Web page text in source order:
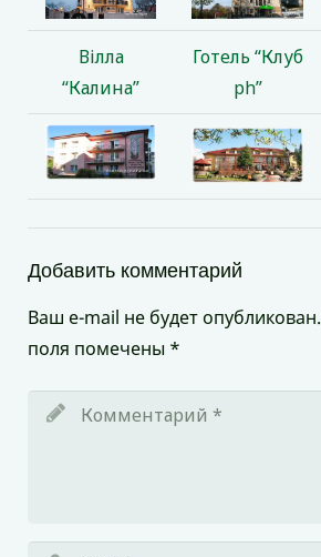
Вілла
“Калина”
Готель “Клуб
ph”
Добавить комментарий
Ваш e-mail не будет опубликован.
поля помечены *